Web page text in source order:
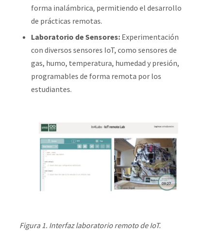
forma inalámbrica, permitiendo el desarrollo
de prácticas remotas.
Laboratorio de Sensores: Experimentación
con diversos sensores IoT, como sensores de
gas, humo, temperatura, humedad y presión,
programables de forma remota por los
estudiantes.
Figura 1. Interfaz laboratorio remoto de IoT.